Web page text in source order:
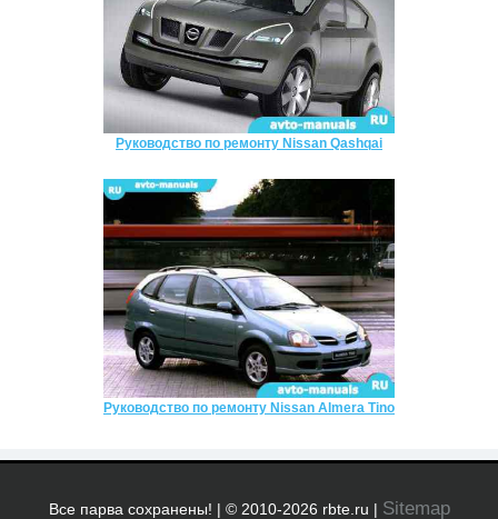
Руководство по ремонту Nissan Qashqai
Руководство по ремонту Nissan Almera Tino
Все парва сохранены! | © 2010-2026 rbte.ru | Sitemap